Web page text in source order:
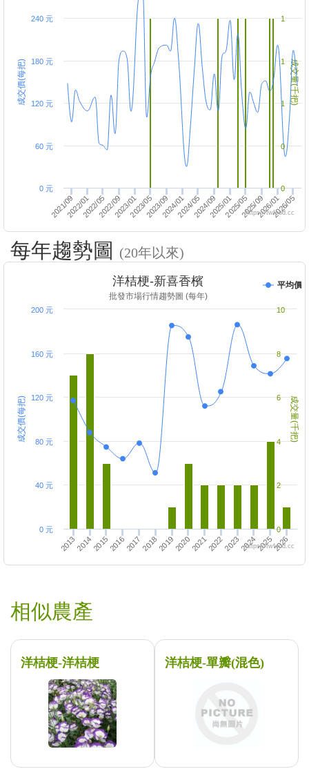
成交價(每把) 成交量(千把)
2022/01 2023/01 2024/01 2025/01 2026/01
2021/09 2022/052022/09 2023/052023/09 2024/052024/09 2025/052025/09 2026/05
0 元
60 元
120 元
180 元
240 元
0
0
1
1
1
https://twfood.cc
每年趨勢圖 (20年以來)
成交價(每把) 成交量(千把)
洋桔梗-新喜香檳
批發市場行情趨勢圖 (每年)
平均價
20132014201520162017201820192020202120222023202420252026
0 元
40 元
80 元
120 元
160 元
200 元
0
2
4
6
8
10
https://twfood.cc
相似農產
洋桔梗-洋桔梗 洋桔梗-單瓣(混色)